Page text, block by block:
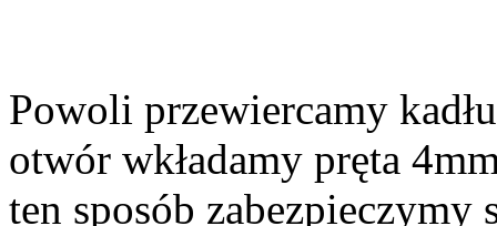
Powoli przewiercamy
otwór wkładamy pręta
ten sposób zabezpieczymy